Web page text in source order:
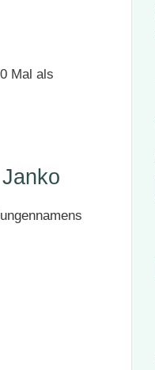
Mal als